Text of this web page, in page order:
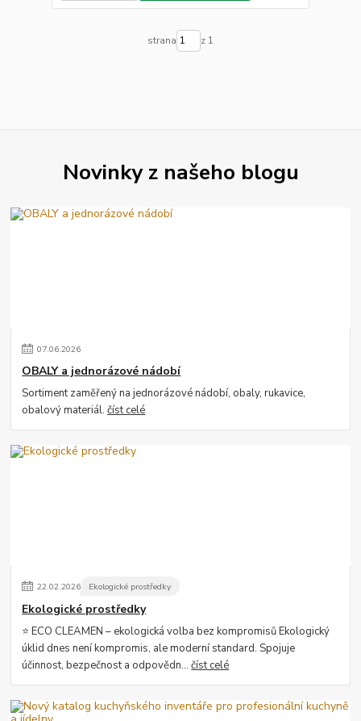
strana z 1
Novinky z našeho blogu
07.06.2026
OBALY a jednorázové nádobí
Sortiment zaměřený na jednorázové nádobí, obaly, rukavice,
obalový materiál.číst celé
22.02.2026 Ekologické prostředky
Ekologické prostředky
⭐ ECO CLEAMEN – ekologická volba bez kompromisů Ekologický
úklid dnes není kompromis, ale moderní standard. Spojuje
účinnost, bezpečnost a odpovědn...číst celé